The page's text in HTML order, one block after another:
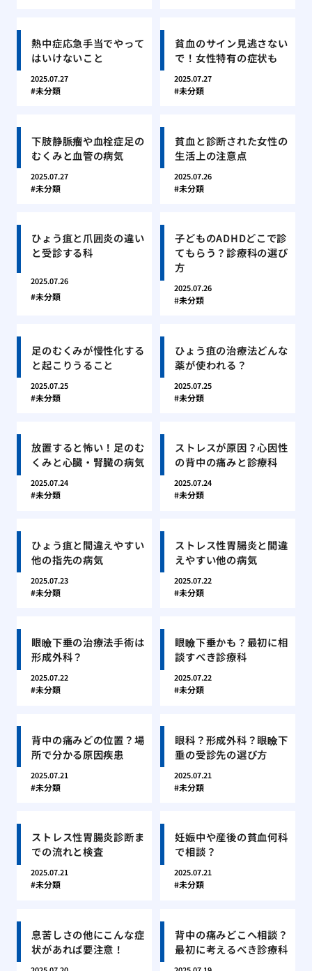
熱中症応急手当でやって
はいけないこと
2025.07.27
未分類
貧血のサイン見逃さない
で！女性特有の症状も
2025.07.27
未分類
下肢静脈瘤や血栓症足の
むくみと血管の病気
2025.07.27
未分類
貧血と診断された女性の
生活上の注意点
2025.07.26
未分類
ひょう疽と爪囲炎の違い
と受診する科
2025.07.26
未分類
子どものADHDどこで診
てもらう？診療科の選び
方
2025.07.26
未分類
足のむくみが慢性化する
と起こりうること
2025.07.25
未分類
ひょう疽の治療法どんな
薬が使われる？
2025.07.25
未分類
放置すると怖い！足のむ
くみと心臓・腎臓の病気
2025.07.24
未分類
ストレスが原因？心因性
の背中の痛みと診療科
2025.07.24
未分類
ひょう疽と間違えやすい
他の指先の病気
2025.07.23
未分類
ストレス性胃腸炎と間違
えやすい他の病気
2025.07.22
未分類
眼瞼下垂の治療法手術は
形成外科？
2025.07.22
未分類
眼瞼下垂かも？最初に相
談すべき診療科
2025.07.22
未分類
背中の痛みどの位置？場
所で分かる原因疾患
2025.07.21
未分類
眼科？形成外科？眼瞼下
垂の受診先の選び方
2025.07.21
未分類
ストレス性胃腸炎診断ま
での流れと検査
2025.07.21
未分類
妊娠中や産後の貧血何科
で相談？
2025.07.21
未分類
息苦しさの他にこんな症
状があれば要注意！
背中の痛みどこへ相談？
最初に考えるべき診療科